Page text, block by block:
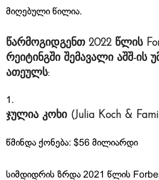
მიღებული წილია.
წარმოგიდგენთ 2022 წლის
რეიტინგში შემავალი აშშ-ის
ათეულს:
ჯულია კოხი (Julia Koch &
წმინდა ქონება: $56 მილიარდი
სიმდიდრის ზრდა 2021 წლის